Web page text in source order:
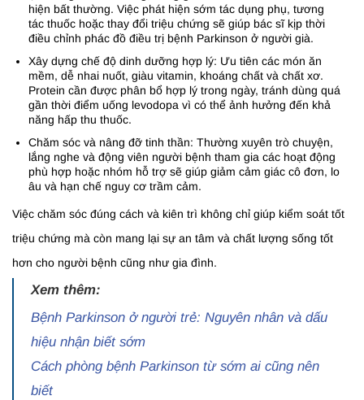
hiện bất thường. Việc phát hiện sớm tác dụng phụ, tương
tác thuốc hoặc thay đổi triệu chứng sẽ giúp bác sĩ kịp thời
điều chỉnh phác đồ điều trị bệnh Parkinson ở người già.
Xây dựng chế độ dinh dưỡng hợp lý: Ưu tiên các món ăn
mềm, dễ nhai nuốt, giàu vitamin, khoáng chất và chất xơ.
Protein cần được phân bổ hợp lý trong ngày, tránh dùng quá
gần thời điểm uống levodopa vì có thể ảnh hưởng đến khả
năng hấp thu thuốc.
Chăm sóc và nâng đỡ tinh thần: Thường xuyên trò chuyện,
lắng nghe và động viên người bệnh tham gia các hoạt động
phù hợp hoặc nhóm hỗ trợ sẽ giúp giảm cảm giác cô đơn, lo
âu và hạn chế nguy cơ trầm cảm.
Việc chăm sóc đúng cách và kiên trì không chỉ giúp kiểm soát tốt
triệu chứng mà còn mang lại sự an tâm và chất lượng sống tốt
hơn cho người bệnh cũng như gia đình.
Xem thêm:
Bệnh Parkinson ở người trẻ: Nguyên nhân và dấu
hiệu nhận biết sớm
Cách phòng bệnh Parkinson từ sớm ai cũng nên
biết